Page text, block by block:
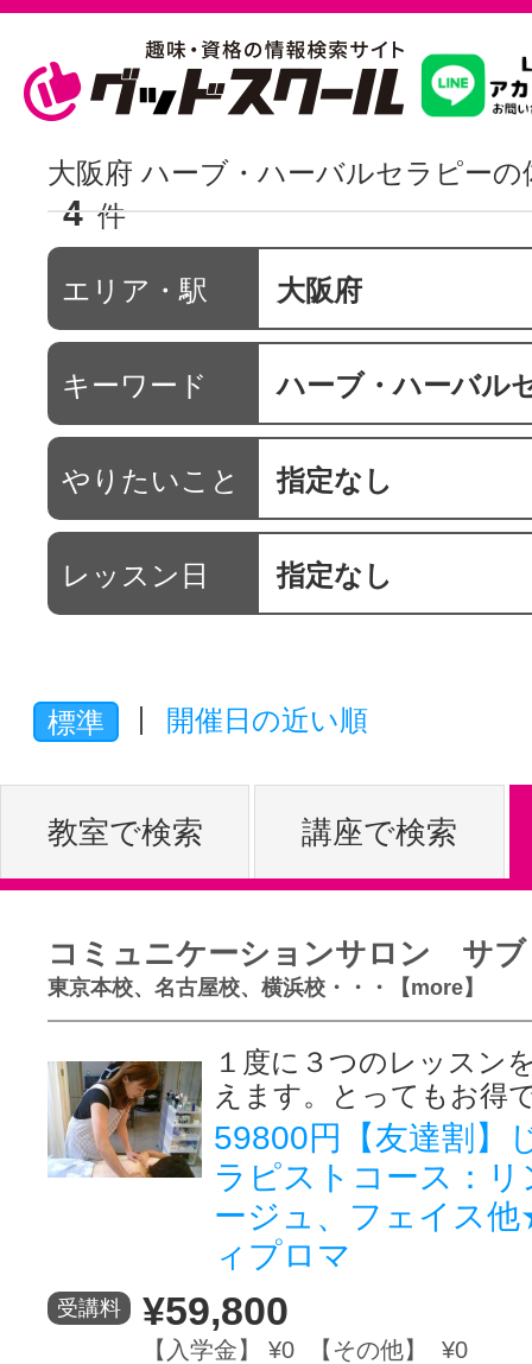
習いたいこ
スクールを
駅・路線か
通信講座を
体験レッス
特集をみる
グッドスク
掲載のお問
サイトマッ
大阪府 ハーブ・ハーバルセラピー
4 件
エリア・駅 大阪府
キーワード ハーブ・ハーバル
やりたいこと 指定なし
レッスン日 指定なし
標準 開催日の近い順
教室で検索 講座で検索
コミュニケーションサロン サブ
東京本校、名古屋校、横浜校・・・【more】
１度に３つのレッスン
えます。とってもお得
59800円【友達割】
ラピストコース：
ージュ、フェイス
ィプロマ
受講料 ¥59,800
【入学金】 ¥0 【その他】 ¥0